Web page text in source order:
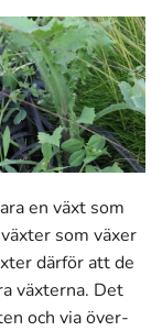
en växt som
som växer
därför att de
växterna. Det
och via över-